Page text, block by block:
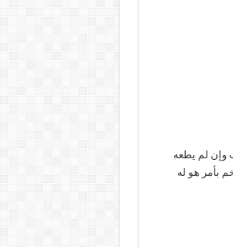
وإن لم يطعه
بأمر هو له